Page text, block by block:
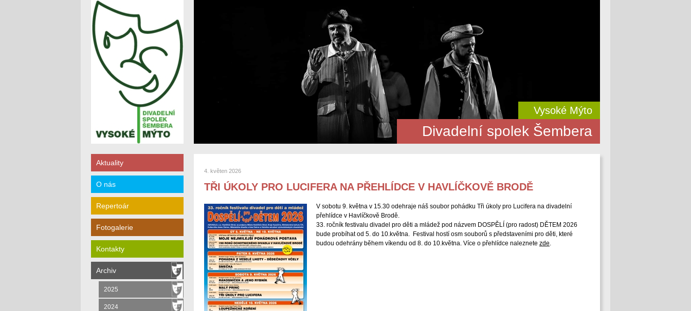
Divadelní spolek Šembera
Vysoké Mýto
Aktuality
O nás
Repertoár
Fotogalerie
Kontakty
Archiv
2025
2024
4. květen 2026
TŘI ÚKOLY PRO LUCIFERA NA PŘEHLÍDCE V HAVLÍČKOVĚ BRODĚ
V sobotu 9. května v 15.30 odehraje náš soubor pohádku Tři úkoly pro Lucifera na divadelní
přehlídce v Havlíčkově Brodě.
33. ročník festivalu divadel pro děti a mládež pod názvem DOSPĚLÍ (pro radost) DĚTEM 2026
bude probíhat od 5. do 10.května. Festival hostí osm souborů s představeními pro děti, které
budou odehrány během víkendu od 8. do 10.května. Více o přehlídce naleznete zde.